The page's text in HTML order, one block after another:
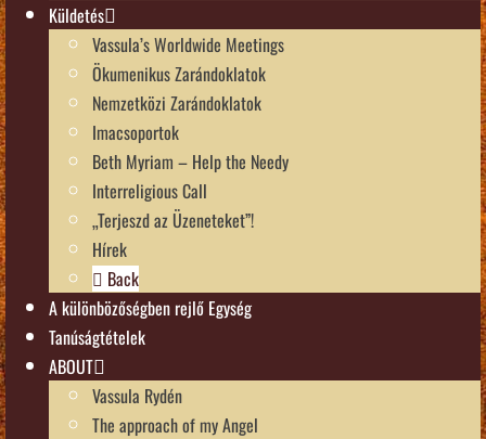
Küldetés
Vassula’s Worldwide Meetings
Ökumenikus Zarándoklatok
Nemzetközi Zarándoklatok
Imacsoportok
Beth Myriam – Help the Needy
Interreligious Call
„Terjeszd az Üzeneteket”!
Hírek
Back
A különbözőségben rejlő Egység
Tanúságtételek
ABOUT
Vassula Rydén
The approach of my Angel